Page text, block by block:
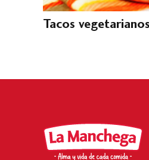
Tacos vegetarianos